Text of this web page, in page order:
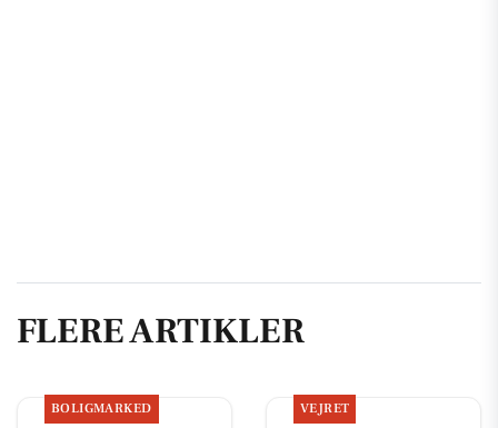
FLERE ARTIKLER
BOLIGMARKED VEJRET